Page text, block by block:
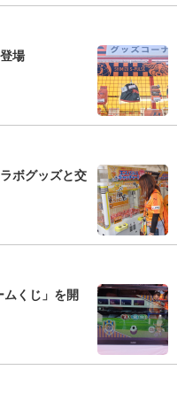
場
ボグッズと交
ムくじ」を開